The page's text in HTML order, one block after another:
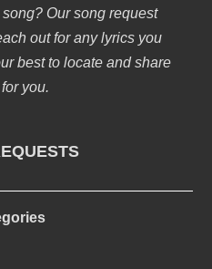
Our song request
out for any lyrics you
best to locate and share
you.